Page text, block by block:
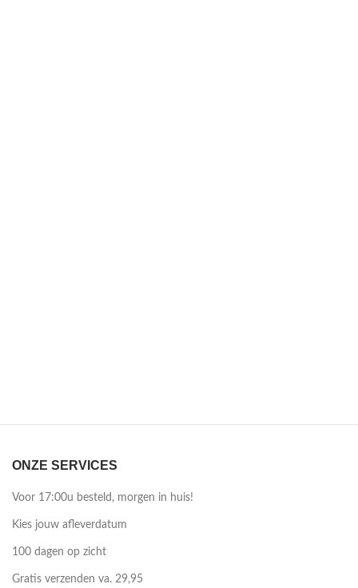
ONZE SERVICES
Voor 17:00u besteld, morgen in huis!
Kies jouw afleverdatum
100 dagen op zicht
Gratis verzenden va. 29,95